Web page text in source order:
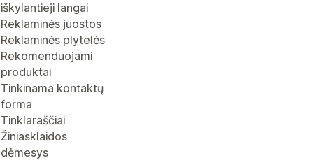
iškylantieji langai
Reklaminės juostos
Reklaminės plytelės
Rekomenduojami
produktai
Tinkinama kontaktų
forma
Tinklaraščiai
Žiniasklaidos
dėmesys